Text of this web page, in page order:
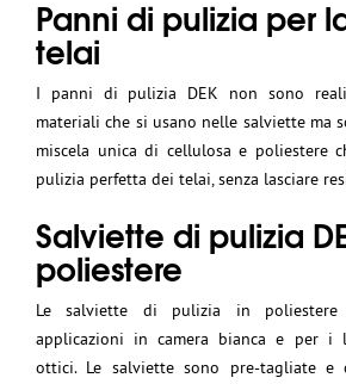
Panni di pulizia per
telai
I panni di pulizia DEK non sono
materiali che si usano nelle salviette ma
miscela unica di cellulosa e poliestere
pulizia perfetta dei telai, senza lasciare
Salviette di pulizia
poliestere
Le salviette di pulizia in
applicazioni in camera bianca e per i
ottici. Le salviette sono pre-tagliate e